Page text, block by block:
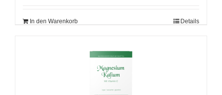
In den Warenkorb Details